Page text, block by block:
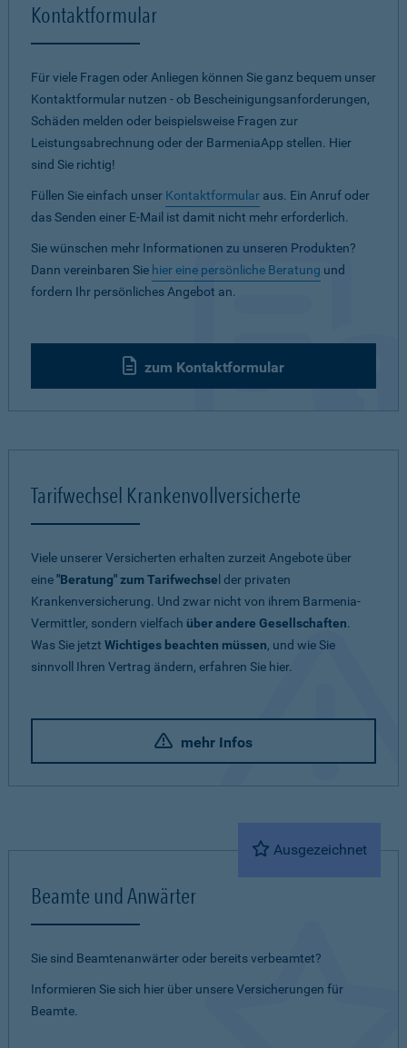
Kontaktformular
Für viele Fragen oder Anliegen können Sie ganz bequem unser
Kontaktformular nutzen - ob Bescheinigungsanforderungen,
Schäden melden oder beispielsweise Fragen zur
Leistungsabrechnung oder der BarmeniaApp stellen. Hier
sind Sie richtig!
Füllen Sie einfach unser Kontaktformular aus. Ein Anruf oder
das Senden einer E-Mail ist damit nicht mehr erforderlich.
Sie wünschen mehr Informationen zu unseren Produkten?
Dann vereinbaren Sie hier eine persönliche Beratung und
fordern Ihr persönliches Angebot an.
zum Kontaktformular
Tarifwechsel Krankenvollversicherte
Viele unserer Versicherten erhalten zurzeit Angebote über
eine"Beratung" zum Tarifwechse l der privaten
Krankenversicherung. Und zwar nicht von ihrem Barmenia-
Vermittler, sondern vielfach über andere Gesellschaften.
Was Sie jetzt Wichtiges beachten müssen, und wie Sie
sinnvoll Ihren Vertrag ändern, erfahren Sie hier.
mehr Infos
Ausgezeichnet
Beamte und Anwärter
Sie sind Beamtenanwärter oder bereits verbeamtet?
Informieren Sie sich hier über unsere Versicherungen für
Beamte.